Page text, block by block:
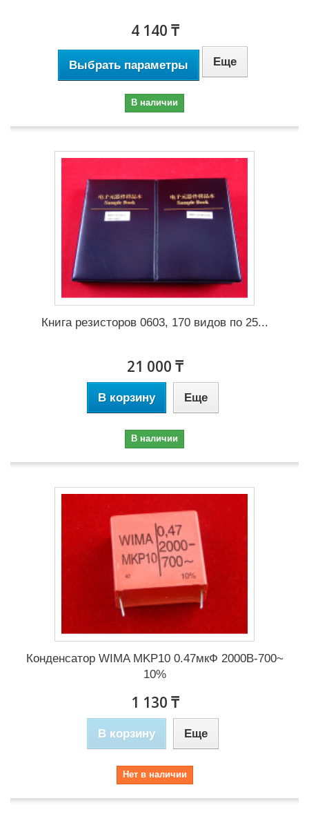
4 140 ₸
Выбрать параметры Еще
В наличии
Книга резисторов 0603, 170 видов по 25...
21 000 ₸
В корзину Еще
В наличии
Конденсатор WIMA MKP10 0.47мкФ 2000В-700~
10%
1 130 ₸
В корзину Еще
Нет в наличии